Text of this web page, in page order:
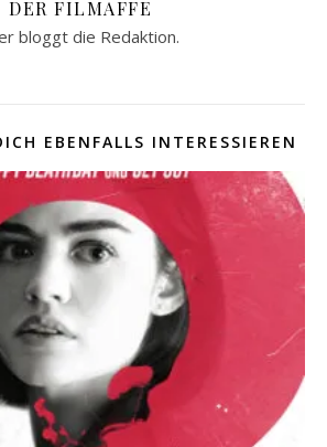
DER FILMAFFE
bloggt die Redaktion.
EBENFALLS INTERESSIEREN